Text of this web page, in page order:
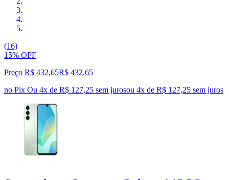
(16)
15% OFF
Preço R$ 432,65R$ 432,65
no Pix Ou 4x de R$ 127,25 sem jurosou 4x de R$ 127,25 sem juros